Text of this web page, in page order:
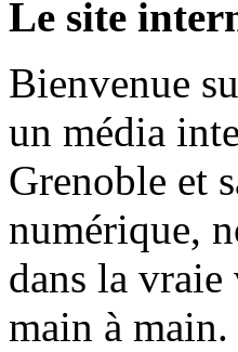
Le site
Bienvenue
un média
Grenoble et
numérique,
dans la vraie
main à main.